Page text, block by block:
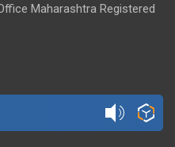
Maharashtra Registered